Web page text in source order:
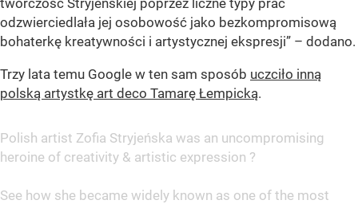
odzwierciedlała jej osobowość jako bezkompromisową
bohaterkę kreatywności i artystycznej ekspresji” – dodano.
Trzy lata temu Google w ten sam sposób uczciło inną
polską artystkę art deco Tamarę Łempicką.
Polish artist Zofia Stryjeńska was an uncompromising
heroine of creativity & artistic expression ?️
See how she became widely known as one of the most